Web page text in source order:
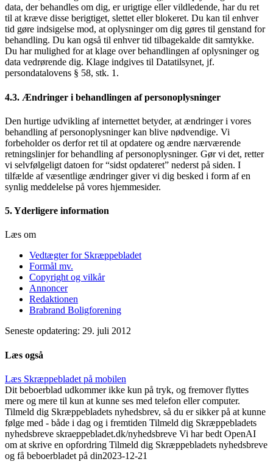
data, der behandles om dig, er urigtige eller vildledende, har du ret
til at kræve disse berigtiget, slettet eller blokeret. Du kan til enhver
tid gøre indsigelse mod, at oplysninger om dig gøres til genstand for
behandling. Du kan også til enhver tid tilbagekalde dit samtykke.
Du har mulighed for at klage over behandlingen af oplysninger og
data vedrørende dig. Klage indgives til Datatilsynet, jf.
persondatalovens § 58, stk. 1.
4.3. Ændringer i behandlingen af personoplysninger
Den hurtige udvikling af internettet betyder, at ændringer i vores
behandling af personoplysninger kan blive nødvendige. Vi
forbeholder os derfor ret til at opdatere og ændre nærværende
retningslinjer for behandling af personoplysninger. Gør vi det, retter
vi selvfølgeligt datoen for “sidst opdateret” nederst på siden. I
tilfælde af væsentlige ændringer giver vi dig besked i form af en
synlig meddelelse på vores hjemmesider.
5. Yderligere information
Læs om
Vedtægter for Skræppebladet
Formål mv.
Copyright og vilkår
Annoncer
Redaktionen
Brabrand Boligforening
Seneste opdatering: 29. juli 2012
Læs også
Læs Skræppe­bladet på mobilen
Dit beboerblad udkommer ikke kun på tryk, og fremover flyttes
mere og mere til kun at kunne ses med telefon eller computer.
Tilmeld dig Skræppebladets nyhedsbrev, så du er sikker på at kunne
følge med - både i dag og i fremtiden Tilmeld dig Skræppebladets
nyhedsbreve skraeppebladet.dk/nyhedsbreve Vi har bedt OpenAI
om at skrive en opfordring Tilmeld dig Skræppebladets nyhedsbreve
og få beboerbladet på din2023-12-21